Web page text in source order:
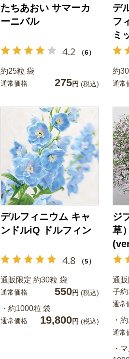
たちあおい サマーカ
ーニバル
4.2 （6）
約25粒 袋
通常価格 275円 (税込)
デ
フ
ミ
約
通常
デルフィニウム キャ
ンドルiQ ドルフィン
4.8 （5）
通販限定 約30粒 袋
通常価格 550円 (税込)
・約1000粒 袋
通常価格 19,800円 (税込)
ジ
草
通
子
通常
・
通常
・